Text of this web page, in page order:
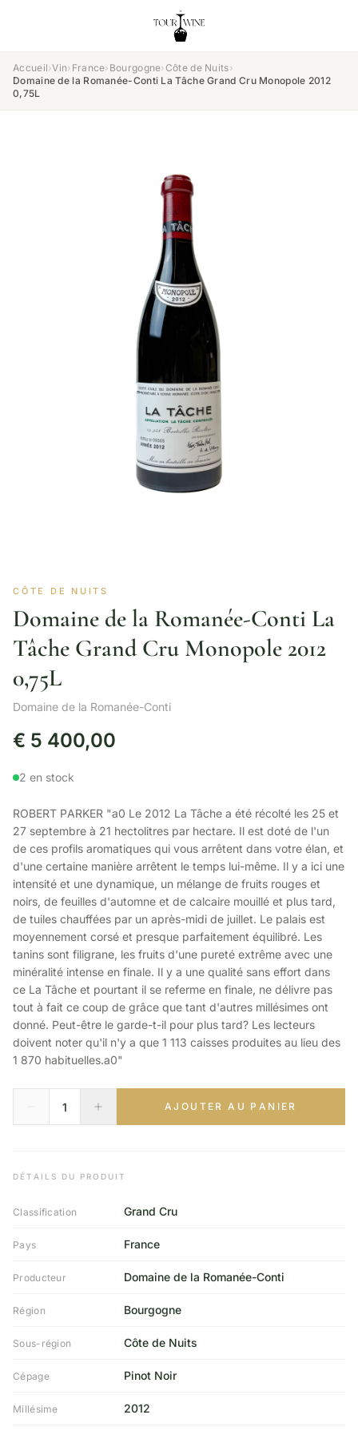
Accueil›Vin› France› Bourgogne›Côte de Nuits›
Domaine de la Romanée-Conti La Tâche Grand Cru Monopole 2012
0,75L
CÔTE DE NUITS
Domaine de la Romanée-Conti La
Tâche Grand Cru Monopole 2012
0,75L
Domaine de la Romanée-Conti
€ 5 400,00
2 en stock
ROBERT PARKER "a0 Le 2012 La Tâche a été récolté les 25 et
27 septembre à 21 hectolitres par hectare. Il est doté de l'un
de ces profils aromatiques qui vous arrêtent dans votre élan, et
d'une certaine manière arrêtent le temps lui-même. Il y a ici une
intensité et une dynamique, un mélange de fruits rouges et
noirs, de feuilles d'automne et de calcaire mouillé et plus tard,
de tuiles chauffées par un après-midi de juillet. Le palais est
moyennement corsé et presque parfaitement équilibré. Les
tanins sont filigrane, les fruits d'une pureté extrême avec une
minéralité intense en finale. Il y a une qualité sans effort dans
ce La Tâche et pourtant il se referme en finale, ne délivre pas
tout à fait ce coup de grâce que tant d'autres millésimes ont
donné. Peut-être le garde-t-il pour plus tard? Les lecteurs
doivent noter qu'il n'y a que 1 113 caisses produites au lieu des
1 870 habituelles.a0"
AJOUTER AU PANIER
DÉTAILS DU PRODUIT
Classification Grand Cru
Pays France
Producteur Domaine de la Romanée-Conti
Région Bourgogne
Sous-région Côte de Nuits
Cépage Pinot Noir
Millésime 2012